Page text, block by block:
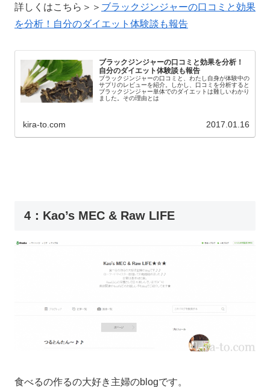
詳しくはこちら＞＞ ブラックジンジャーの口コミと効果
を分析！自分のダイエット体験談も報告
ブラックジンジャーの口コミと効果を分析！
自分のダイエット体験談も報告
ブラックジンジャーの口コミと、わたし自身が体験中の
サプリのレビューを紹介。しかし、口コミを分析すると
ブラックジンジャー単体でのダイエットは難しいわかり
ました。その理由とは
kira-to.com 2017.01.16
4：Kao’s MEC & Raw LIFE
食べるの作るの大好き主婦のblogです。